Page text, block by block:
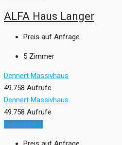
ALFA Haus Langer
Preis auf Anfrage
5 Zimmer
Dennert Massivhaus
49.758 Aufrufe
Dennert Massivhaus
49.758 Aufrufe
Kundenhaus